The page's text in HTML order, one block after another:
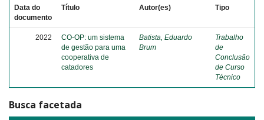
Data do
documento
Título Autor(es) Tipo
2022
CO-OP: um sistema
de gestão para uma
cooperativa de
catadores
Batista, Eduardo
Brum
Trabalho
de
Conclusão
de Curso
Técnico
Busca facetada